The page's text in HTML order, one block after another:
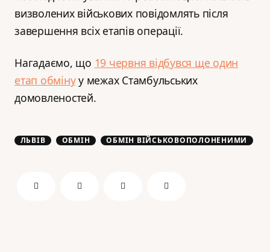
визволених військових повідомлять після
завершення всіх етапів операції.
Нагадаємо, що 19 червня відбувся ще один
етап обмінуу межах Стамбульських
домовленостей.
ЛЬВІВ ОБМІН ОБМІН ВІЙСЬКОВОПОЛОНЕНИМИ